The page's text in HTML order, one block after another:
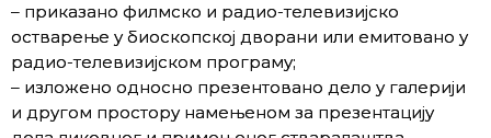
– приказано филмско и радио-телевизијско
остварење у биоскопској дворани или емитовано у
радио-телевизијском програму;
– изложено односно презентовано дело у галерији
и другом простору намењеном за презентацију